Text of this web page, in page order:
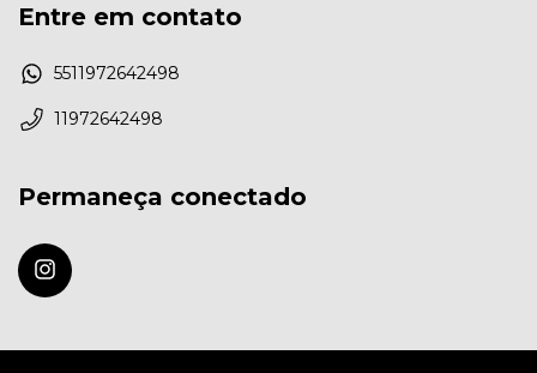
Entre em contato
5511972642498
11972642498
Permaneça conectado